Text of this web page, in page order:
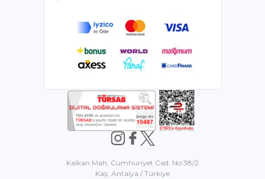
Kalkan Mah. Cumhuriyet Cad. No:38/2
Kaş, Antalya / Türkiye